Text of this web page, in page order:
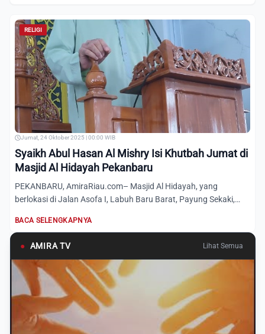
RELIGI
Jumat, 24 Oktober 2025 | 00:00 WIB
Syaikh Abul Hasan Al Mishry Isi Khutbah Jumat di
Masjid Al Hidayah Pekanbaru
PEKANBARU, AmiraRiau.com– Masjid Al Hidayah, yang
berlokasi di Jalan Asofa I, Labuh Baru Barat, Payung Sekaki,
BACA SELENGKAPNYA
● AMIRA TV Lihat Semua